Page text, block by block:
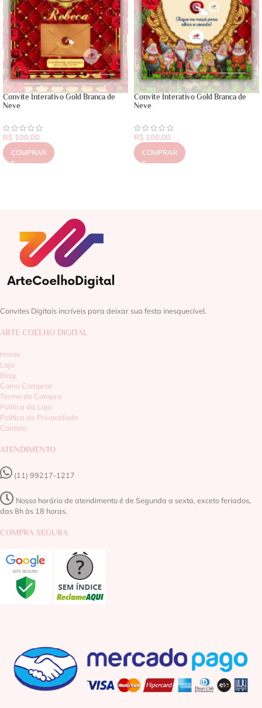
Convite Interativo Gold Branca de
Neve
R$ 100,00
COMPRAR
Convite Interativo Gold Branca de
Neve
R$ 100,00
COMPRAR
Convites Digitais incríveis para deixar sua festa inesquecível.
ARTE COELHO DIGITAL
Home
Loja
Blog
Como Comprar
Termo de Compra
Política da Loja
Política de Privacidade
Contato
ATENDIMENTO
(11) 99217-1217‬
Nosso horário de atendimento é de Segunda a sexta, exceto feriados,
das 8h às 18 horas.
COMPRA SEGURA